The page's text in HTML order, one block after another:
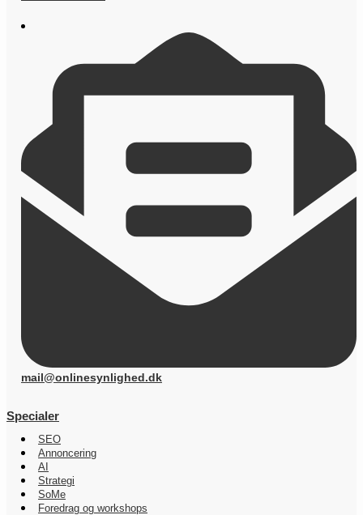
mail@onlinesynlighed.dk
Specialer
SEO
Annoncering
AI
Strategi
SoMe
Foredrag og workshops